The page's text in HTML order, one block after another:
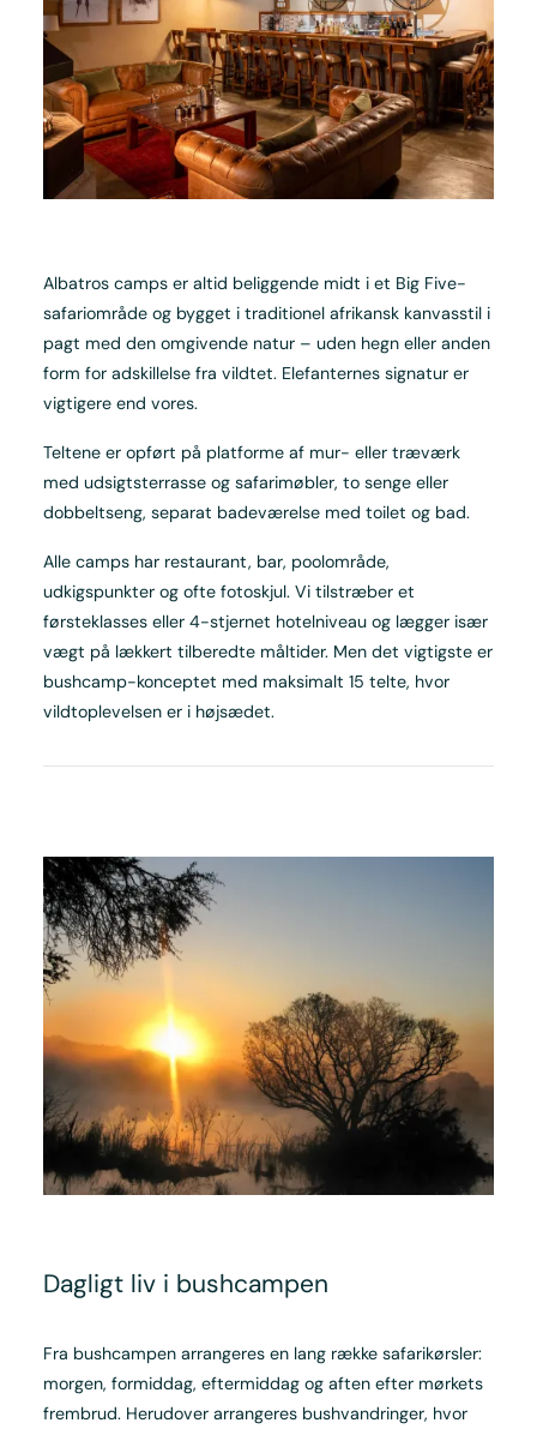
Albatros camps er altid beliggende midt i et Big Five-
safariområde og bygget i traditionel afrikansk kanvasstil i
pagt med den omgivende natur – uden hegn eller anden
form for adskillelse fra vildtet. Elefanternes signatur er
vigtigere end vores.
Teltene er opført på platforme af mur- eller træværk
med udsigtsterrasse og safarimøbler, to senge eller
dobbeltseng, separat badeværelse med toilet og bad.
Alle camps har restaurant, bar, poolområde,
udkigspunkter og ofte fotoskjul. Vi tilstræber et
førsteklasses eller 4-stjernet hotelniveau og lægger især
vægt på lækkert tilberedte måltider. Men det vigtigste er
bushcamp-konceptet med maksimalt 15 telte, hvor
vildtoplevelsen er i højsædet.
Dagligt liv i bushcampen
Fra bushcampen arrangeres en lang række safarikørsler:
morgen, formiddag, eftermiddag og aften efter mørkets
frembrud. Herudover arrangeres bushvandringer, hvor